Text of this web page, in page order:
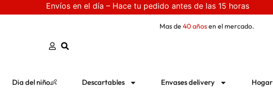
Envíos en el día – Hace tu pedido antes de las 15 horas
Mas de 40 añosen el mercado.
Dia del niño👶 Descartables Envases delivery Hogar